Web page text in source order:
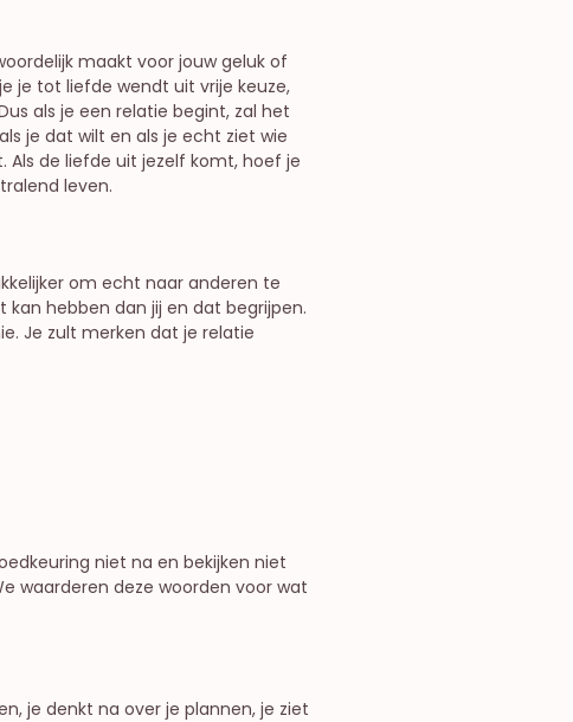
maakt voor jouw geluk of
je tot liefde wendt uit vrije keuze,
als je een relatie begint, zal het
je dat wilt en als je echt ziet wie
Als de liefde uit jezelf komt, hoef je
leven.
om echt naar anderen te
hebben dan jij en dat begrijpen.
Je zult merken dat je relatie
niet na en bekijken niet
waarderen deze woorden voor wat
je denkt na over je plannen, je ziet